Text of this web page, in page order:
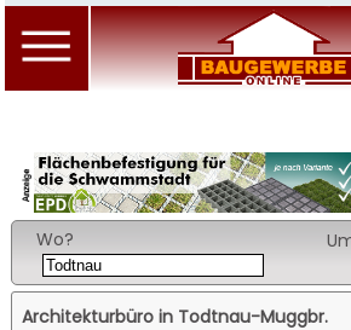
Wo?
Architekturbüro in Todtnau-Muggbr.